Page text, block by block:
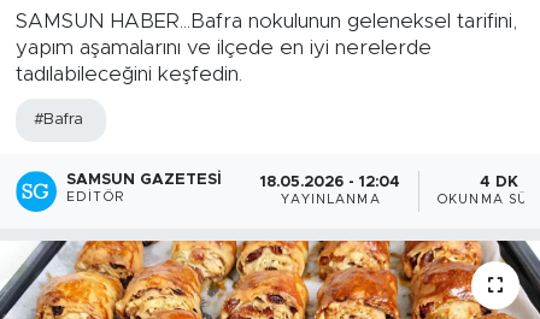
SAMSUN HABER...Bafra nokulunun geleneksel tarifini,
yapım aşamalarını ve ilçede en iyi nerelerde
tadılabileceğini keşfedin.
#Bafra
SAMSUN GAZETESI
EDITÖR
18.05.2026 - 12:04
YAYINLANMA
4 DK
OKUNMA
Süper Lig Puan Durumu ve Fikstür
Tüm Manşetler
Son Dakika Haberleri
Haber Arşivi